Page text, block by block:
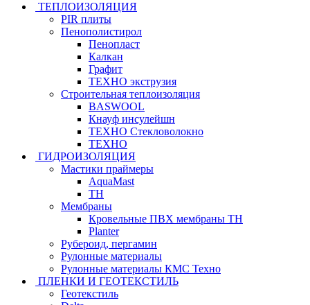
ТЕПЛОИЗОЛЯЦИЯ
PIR плиты
Пенополистирол
Пенопласт
Калкан
Графит
ТЕХНО экструзия
Строительная теплоизоляция
BASWOOL
Кнауф инсулейшн
ТЕХНО Стекловолокно
ТЕХНО
ГИДРОИЗОЛЯЦИЯ
Мастики праймеры
AquaMast
ТН
Мембраны
Кровельные ПВХ мембраны ТН
Planter
Рубероид, пергамин
Рулонные материалы
Рулонные материалы КМС Техно
ПЛЕНКИ И ГЕОТЕКСТИЛЬ
Геотекстиль